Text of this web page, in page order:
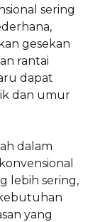
sering
gesekan
rantai
dapat
dan umur
dalam
lebih sering,
yang